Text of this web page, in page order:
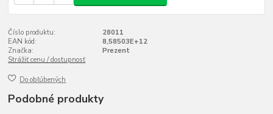
Číslo produktu:
28011
EAN kód:
8,58503E+12
Značka:
Prezent
Strážiť cenu / dostupnosť
Do obľúbených
Podobné produkty